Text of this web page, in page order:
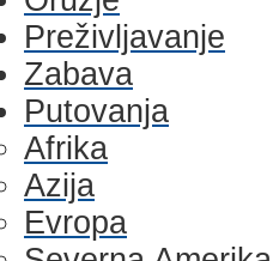
Preživljavanje
Zabava
Putovanja
Afrika
Azija
Evropa